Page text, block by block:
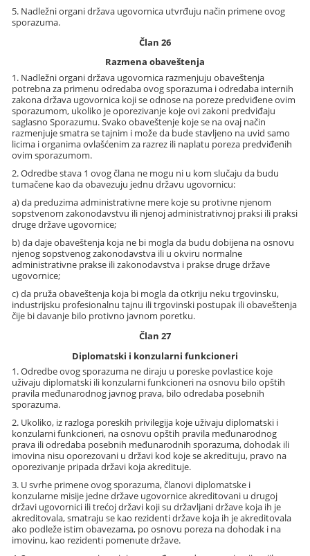
5. Nadležni organi država ugovornica utvrđuju način primene ovog
sporazuma.
Član 26
Razmena obaveštenja
1. Nadležni organi država ugovornica razmenjuju obaveštenja
potrebna za primenu odredaba ovog sporazuma i odredaba internih
zakona država ugovornica koji se odnose na poreze predviđene ovim
sporazumom, ukoliko je oporezivanje koje ovi zakoni predviđaju
saglasno Sporazumu. Svako obaveštenje koje se na ovaj način
razmenjuje smatra se tajnim i može da bude stavljeno na uvid samo
licima i organima ovlašćenim za razrez ili naplatu poreza predviđenih
ovim sporazumom.
2. Odredbe stava 1 ovog člana ne mogu ni u kom slučaju da budu
tumačene kao da obavezuju jednu državu ugovornicu:
a) da preduzima administrativne mere koje su protivne njenom
sopstvenom zakonodavstvu ili njenoj administrativnoj praksi ili praksi
druge države ugovornice;
b) da daje obaveštenja koja ne bi mogla da budu dobijena na osnovu
njenog sopstvenog zakonodavstva ili u okviru normalne
administrativne prakse ili zakonodavstva i prakse druge države
ugovornice;
c) da pruža obaveštenja koja bi mogla da otkriju neku trgovinsku,
industrijsku profesionalnu tajnu ili trgovinski postupak ili obaveštenja
čije bi davanje bilo protivno javnom poretku.
Član 27
Diplomatski i konzularni funkcioneri
1. Odredbe ovog sporazuma ne diraju u poreske povlastice koje
uživaju diplomatski ili konzularni funkcioneri na osnovu bilo opštih
pravila međunarodnog javnog prava, bilo odredaba posebnih
sporazuma.
2. Ukoliko, iz razloga poreskih privilegija koje uživaju diplomatski i
konzularni funkcioneri, na osnovu opštih pravila međunarodnog
prava ili odredaba posebnih međunarodnih sporazuma, dohodak ili
imovina nisu oporezovani u državi kod koje se akredituju, pravo na
oporezivanje pripada državi koja akredituje.
3. U svrhe primene ovog sporazuma, članovi diplomatske i
konzularne misije jedne države ugovornice akreditovani u drugoj
državi ugovornici ili trećoj državi koji su državljani države koja ih je
akreditovala, smatraju se kao rezidenti države koja ih je akreditovala
ako podleže istim obavezama, po osnovu poreza na dohodak i na
imovinu, kao rezidenti pomenute države.